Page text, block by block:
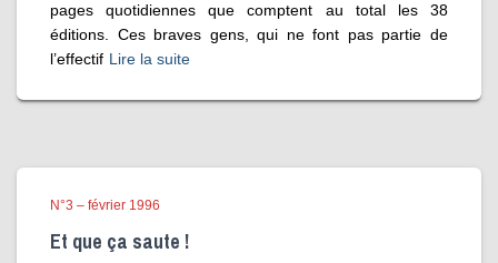
pages quotidiennes que comptent au total les 38
éditions. Ces braves gens, qui ne font pas partie de
l’effectif Lire la suite
N°3 – février 1996
Et que ça saute !